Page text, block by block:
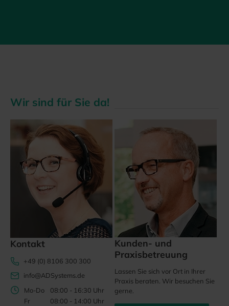
Wir sind für Sie da!
Kontakt
+49 (0) 8106 300 300
info@ADSystems.de
Mo-Do
08:00 - 16:30 Uhr
Fr
08:00 - 14:00 Uhr
Kunden- und
Praxisbetreuung
Lassen Sie sich vor Ort in Ihrer
Praxis beraten. Wir besuchen Sie
gerne.